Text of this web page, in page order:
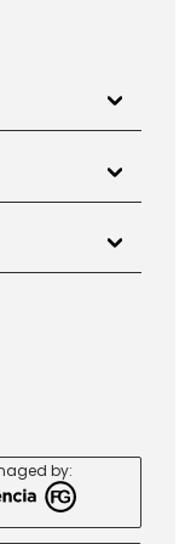
e proporcione às
mão do estilo e
by: